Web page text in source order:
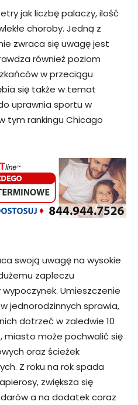
jak liczbę palaczy, ilość
choroby. Jedną z
zwraca się uwagę jest
również poziom
w przeciągu
się także w temat
uprawnia sportu w
tym rankingu Chicago
swoją uwagę na wysokie
zapleczu
Umieszczenie
jednorodzinnych sprawia,
dotrzeć w zaledwie 10
miasto może pochwalić się
oraz ścieżek
Z roku na rok spada
zwiększa się
a na dodatek coraz